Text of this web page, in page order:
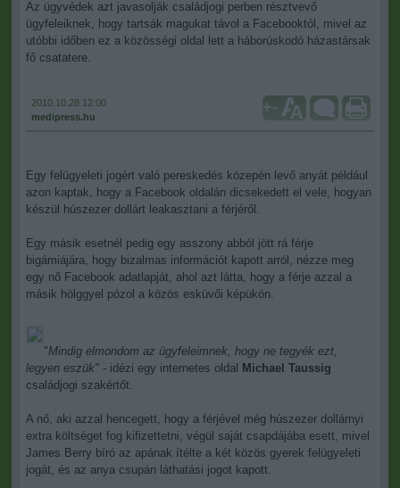
Az ügyvédek azt javasolják családjogi perben résztvevő
ügyfeleiknek, hogy tartsák magukat távol a Facebooktól, mivel az
utóbbi időben ez a közösségi oldal lett a háborúskodó házastársak
fő csatatere.
2010.10.28 12:00
medipress.hu
+-
Egy felügyeleti jogért való pereskedés közepén levő anyát például
azon kaptak, hogy a Facebook oldalán dicsekedett el vele, hogyan
készül húszezer dollárt leakasztani a férjéről.
Egy másik esetnél pedig egy asszony abból jött rá férje
bigámiájára, hogy bizalmas információt kapott arról, nézze meg
egy nő Facebook adatlapját, ahol azt látta, hogy a férje azzal a
másik hölggyel pózol a közös esküvői képükön.
"Mindig elmondom az ügyfeleimnek, hogy ne tegyék ezt,
legyen eszük"- idézi egy internetes oldal Michael Taussig
családjogi szakértőt.
A nő, aki azzal hencegett, hogy a férjével még húszezer dollárnyi
extra költséget fog kifizettetni, végül saját csapdájába esett, mivel
James Berry bíró az apának ítélte a két közös gyerek felügyeleti
jogát, és az anya csupán láthatási jogot kapott.